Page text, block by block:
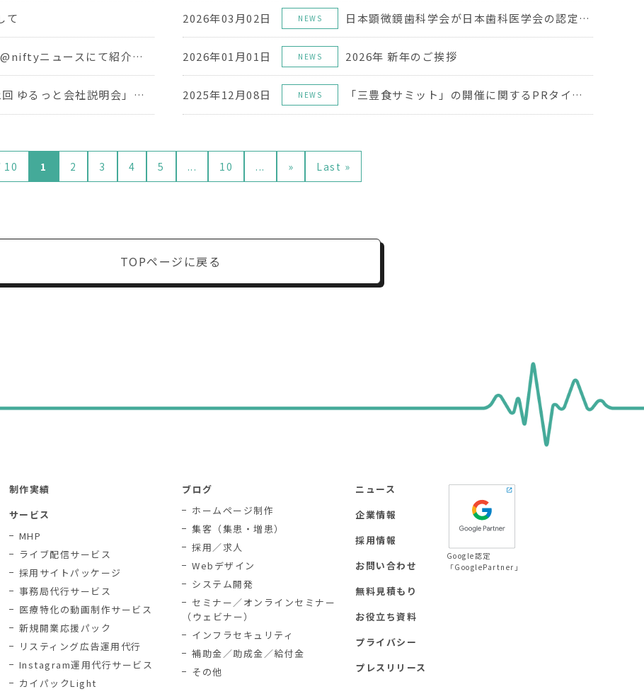
て 2026年03月02日 NEWS 日本顕微鏡歯科学会が日本歯科医学会の認定分科会に登録されました
弊社の取り組みが@niftyニュースにて紹介されました 2026年01月01日 NEWS 2026年 新年のご挨拶
1月28日(水)「第2回 ゆるっと会社説明会」をオンライン開催いたします 2025年12月08日 NEWS 「三豊食サミット」の開催に関するPRタイムズの記事を掲載いたしました
10 1 2 3 4 5 ... 10 ... » Last »
TOPページに戻る
制作実績
サービス
MHP
ライブ配信サービス
採用サイトパッケージ
事務局代行サービス
医療特化の動画制作サービス
新規開業応援パック
リスティング広告運用代行
Instagram運用代行サービス
カイパックLight
ブログ
ホームページ制作
集客（集患・増患）
採用／求人
Webデザイン
システム開発
セミナー／オンラインセミナー
（ウェビナー）
インフラセキュリティ
補助金／助成金／給付金
その他
ニュース
企業情報
採用情報
お問い合わせ
無料見積もり
お役立ち資料
プライバシー
プレスリリース
Google認定
「GooglePartner」